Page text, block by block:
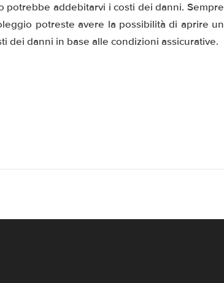
potrebbe addebitarvi i costi dei danni. Sempre
potreste avere la possibilità di aprire un
dei danni in base alle condizioni assicurative.